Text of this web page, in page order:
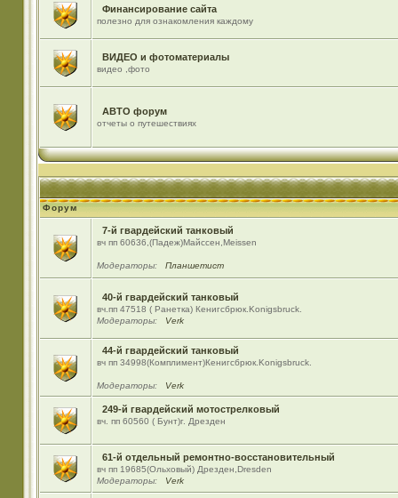
Финансирование сайта
полезно для ознакомления каждому
ВИДЕО и фотоматериалы
видео ,фото
АВТО форум
отчеты о путешествиях
Форум
7-й гвардейский танковый
вч пп 60636,(Падеж)Майсcен,Meissen
Модераторы: Планшетист
40-й гвардейский танковый
вч.пп 47518 ( Ранетка) Кенигсбрюк.Konigsbruck.
Модераторы:
Verk
44-й гвардейский танковый
вч пп 34998(Комплимент)Кенигсбрюк.Konigsbruck.
Модераторы: Verk
249-й гвардейский мотострелковый
вч. пп 60560 ( Бунт)г. Дрезден
61-й отдельный ремонтно-восстановительный
вч пп 19685(Ольховый) Дрезден,Dresden
Модераторы:
Verk